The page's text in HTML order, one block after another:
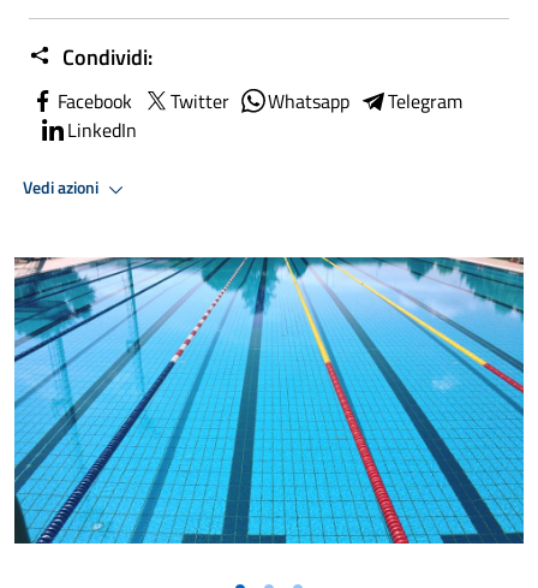
Condividi:
Facebook Twitter Whatsapp
Telegram
LinkedIn
Vedi azioni